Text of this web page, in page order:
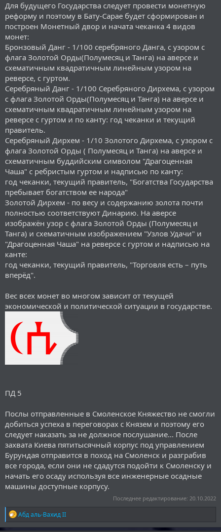
Для будущего Государства следует провести монетную
реформу и поэтому в Бату-Сарае будет сформирован и
построен Монетный двор и начата чеканка 4 видов
монет:
Бронзовый Данг - 1/100 серебряного Данга, с узором с
флага Золотой Орды(Полумесяц и Танга) на аверсе и
схематичным квадратичным линейным узором на
реверсе, с гуртом.
Серебряный Данг - 1/100 Серебряного Дирхема, с узором
с флага Золотой Орды(Полумесяц и Танга) на аверсе и
схематичным квадратичным линейным узором на
реверсе с гуртом и по канту: год чеканки и текущий
правитель.
Серебряный Дирхем - 1/10 Золотого Дирхема, с узором с
флага Золотой Орды ( Полумесяц и Танга) на аверсе и
схематичным буддийским символом "Драгоценная
Чаша" с ребристым гуртом и надписью по канту:
год чеканки, текущий правитель, "Богатства Государства
пребывает богатством ее народа"
Золотой Дирхем - по весу и содержанию золота почти
полностью соответствуют Динарию. На аверсе
изображён узор с флага Золотой Орды (Полумесяц и
Танга) и схематичным изображением "Узлов Удачи" и
"Драгоценная Чаша" на реверсе с гуртом и надписью на
канте:
год чеканки, текущий правитель, "Торговля есть – путь
вперёд".
Вес всех монет во многом зависит от текущей
экономической и политической ситуации в государстве.
ПД 5
Послы отправленные в Смоленское Княжество не смогли
добиться успеха в переговорах с Князем и поэтому его
следует наказать за не должное послушание... После
захвата Киева пятитысячный корпус под управлением
Бурундая отправится в поход на Смоленск и разграбив
все города, если они не сдадутся подойти к Смоленску и
начать его осаду используя все инженерные осадные
машины доступные корпусу.
Последнее редактирование: 20.10.2022
Р
е
а
Абд аль-Вахид II